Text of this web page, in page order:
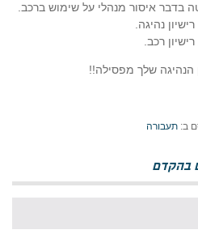
בדבר איסור מנהלי על שימוש ברכב.
נהיגה.
רכב.
הנהיגה שלך מפסילה!!
ב:תעבורה
בהקדם